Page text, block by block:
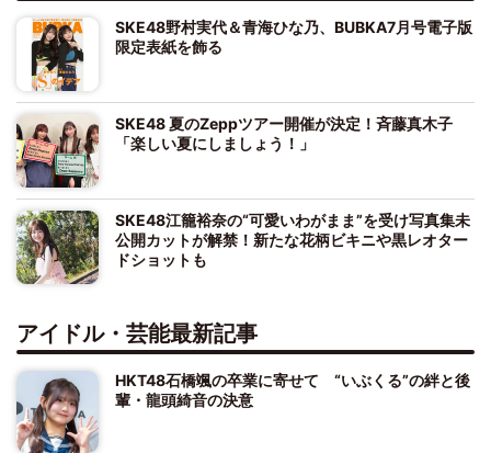
SKE48野村実代＆青海ひな乃、BUBKA7月号電子版
限定表紙を飾る
SKE48 夏のZeppツアー開催が決定！斉藤真木子
「楽しい夏にしましょう！」
SKE48江籠裕奈の“可愛いわがまま”を受け写真集未
公開カットが解禁！新たな花柄ビキニや黒レオター
ドショットも
アイドル・芸能最新記事
HKT48石橋颯の卒業に寄せて “いぶくる”の絆と後
輩・龍頭綺音の決意